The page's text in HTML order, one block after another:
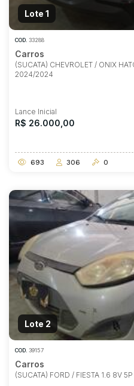
Lote 1
COD. 33288
Carros
(SUCATA) CHEVROLET / ONIX
2024/2024
Lance Inicial
R$ 26.000,00
693 306 0
Lote 2
COD. 39157
Carros
(SUCATA) FORD / FIESTA 1.6 8V